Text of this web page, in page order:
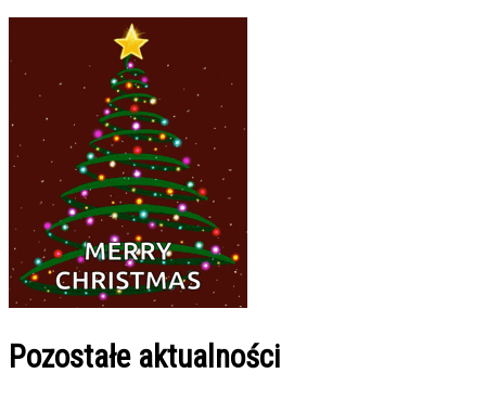
Pozostałe aktualności